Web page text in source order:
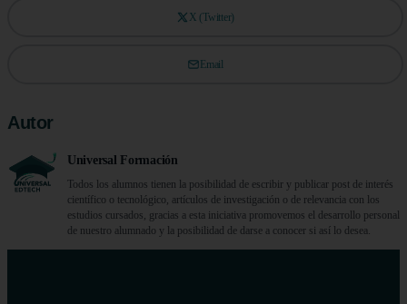
X (Twitter)
Email
Autor
Universal Formación
Todos los alumnos tienen la posibilidad de escribir y publicar post de interés
científico o tecnológico, artículos de investigación o de relevancia con los
estudios cursados, gracias a esta iniciativa promovemos el desarrollo personal
de nuestro alumnado y la posibilidad de darse a conocer si así lo desea.